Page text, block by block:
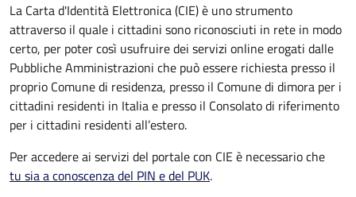
La Carta d'Identità Elettronica (CIE) è uno strumento
attraverso il quale i cittadini sono riconosciuti in rete in modo
certo, per poter così usufruire dei servizi online erogati dalle
Pubbliche Amministrazioni che può essere richiesta presso il
proprio Comune di residenza, presso il Comune di dimora per i
cittadini residenti in Italia e presso il Consolato di riferimento
per i cittadini residenti all’estero.
Per accedere ai servizi del portale con CIE è necessario che
tu sia a conoscenza del PIN e del PUK.